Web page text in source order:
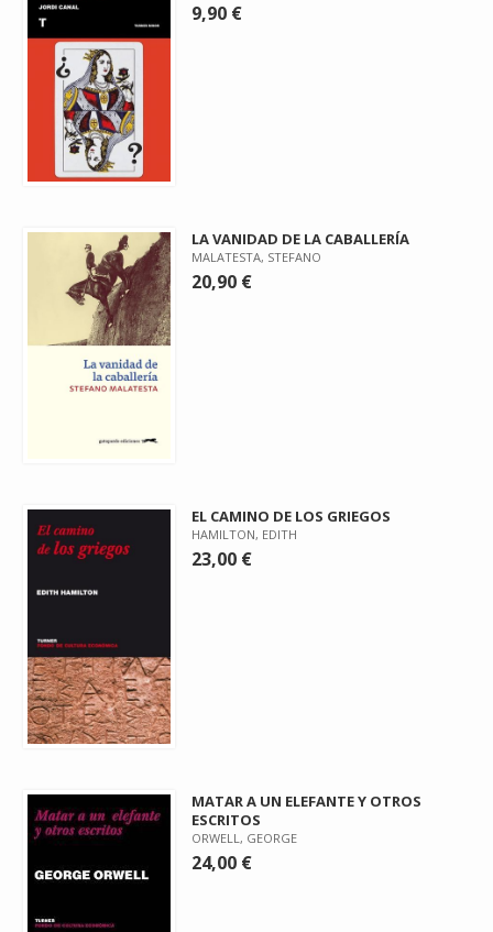
9,90 €
LA VANIDAD DE LA CABALLERÍA
MALATESTA, STEFANO
20,90 €
EL CAMINO DE LOS GRIEGOS
HAMILTON, EDITH
23,00 €
MATAR A UN ELEFANTE Y OTROS
ESCRITOS
ORWELL, GEORGE
24,00 €